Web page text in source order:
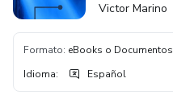
Victor Marino
Formato: eBooks o Documentos
Idioma: Español